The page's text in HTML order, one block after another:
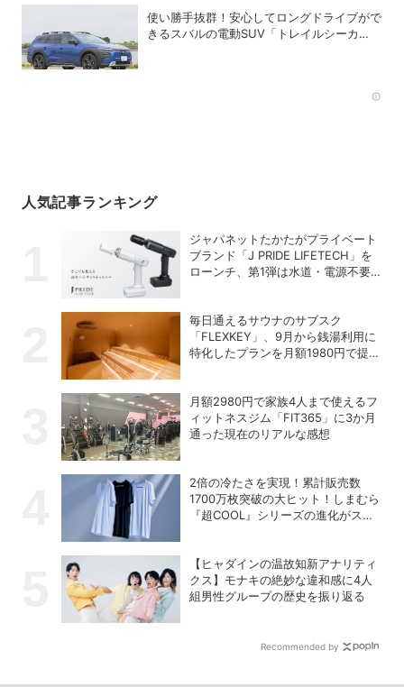
使い勝手抜群！安心してロングドライブがで
きるスバルの電動SUV「トレイルシーカ
人気記事ランキング
ジャパネットたかたがプライベート
ブランド「J PRIDE LIFETECH」を
ローンチ、第1弾は水道・電源不要
毎日通えるサウナのサブスク
「FLEXKEY」、9月から銭湯利用に
特化したプランを月額1980円で提供
月額2980円で家族4人まで使えるフ
ィットネスジム「FIT365」に3か月
通った現在のリアルな感想
2倍の冷たさを実現！累計販売数
1700万枚突破の大ヒット！しまむら
『超COOL』シリーズの進化がスゴ
【ヒャダインの温故知新アナリティ
クス】モナキの絶妙な違和感に4人
組男性グループの歴史を振り返る
Recommended by